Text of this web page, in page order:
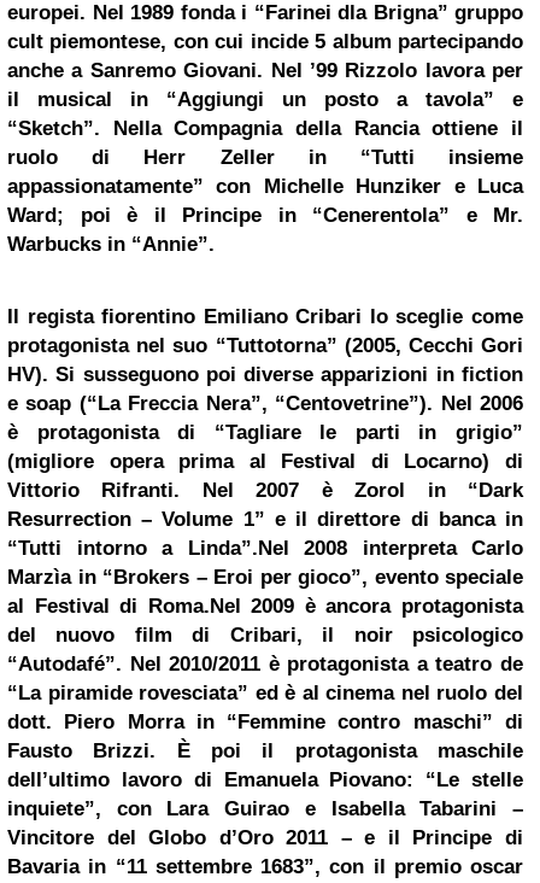
europei. Nel 1989 fonda i “Farinei dla Brigna” gruppo
cult piemontese, con cui incide 5 album partecipando
anche a Sanremo Giovani. Nel ’99 Rizzolo lavora per
il musical in “Aggiungi un posto a tavola” e
“Sketch”. Nella Compagnia della Rancia ottiene il
ruolo di Herr Zeller in “Tutti insieme
appassionatamente” con Michelle Hunziker e Luca
Ward; poi è il Principe in “Cenerentola” e Mr.
Warbucks in “Annie”.
Il regista fiorentino Emiliano Cribari lo sceglie come
protagonista nel suo “Tuttotorna” (2005, Cecchi Gori
HV). Si susseguono poi diverse apparizioni in fiction
e soap (“La Freccia Nera”, “Centovetrine”). Nel 2006
è protagonista di “Tagliare le parti in grigio”
(migliore opera prima al Festival di Locarno) di
Vittorio Rifranti. Nel 2007 è Zorol in “Dark
Resurrection – Volume 1” e il direttore di banca in
“Tutti intorno a Linda”.Nel 2008 interpreta Carlo
Marzìa in “Brokers – Eroi per gioco”, evento speciale
al Festival di Roma.Nel 2009 è ancora protagonista
del nuovo film di Cribari, il noir psicologico
“Autodafé”. Nel 2010/2011 è protagonista a teatro de
“La piramide rovesciata” ed è al cinema nel ruolo del
dott. Piero Morra in “Femmine contro maschi” di
Fausto Brizzi. È poi il protagonista maschile
dell’ultimo lavoro di Emanuela Piovano: “Le stelle
inquiete”, con Lara Guirao e Isabella Tabarini –
Vincitore del Globo d’Oro 2011 – e il Principe di
Bavaria in “11 settembre 1683”, con il premio oscar